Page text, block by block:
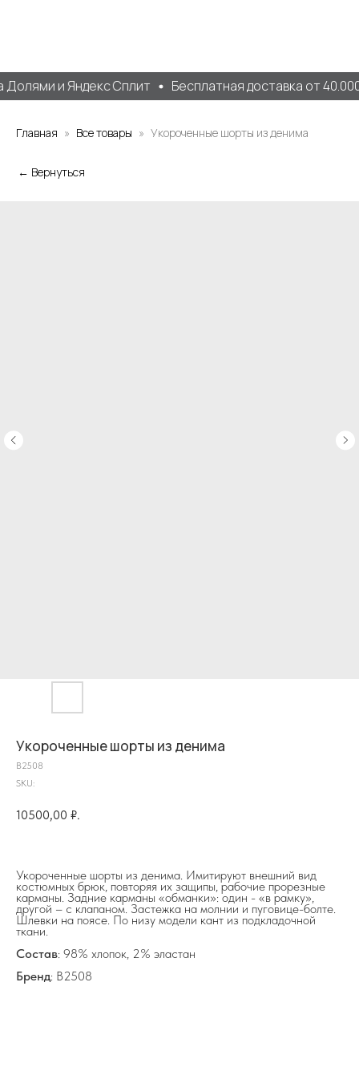
и Яндекс Сплит Бесплатная доставка от
Главная Все товары Укороченные шорты из денима
← Вернуться
Укороченные шорты из денима
B2508
SKU:
10500,00 ₽.
Укороченные шорты из денима. Имитируют внешний вид
костюмных брюк, повторяя их защипы, рабочие прорезные
карманы. Задние карманы «обманки»: один - «в рамку»,
другой – с клапаном. Застежка на молнии и пуговице-болте.
Шлевки на поясе. По низу модели кант из подкладочной
ткани.
Состав: 98% хлопок, 2% эластан
Бренд: B2508
Разделы сайта
info@frwl.store